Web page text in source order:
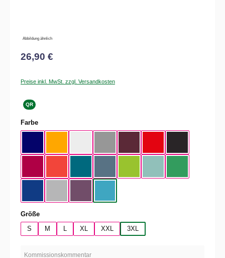
Abbildung ähnlich
26,90 €
Preise inkl. MwSt. zzgl. Versandkosten
QR
Farbeauswählen
Größeauswählen
S
M XL XXL 3XL